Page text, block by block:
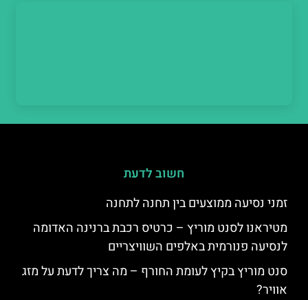
חשוב לדעת
זמני נסיעה ממוצעים בין תחנה לתחנה
מטיראנו לסנט מוריץ – כרטיס רכבת ברנינה האדומה
לנסיעה פנורמית באלפים השוויצריים
סנט מוריץ בקיץ לעומת החורף – מה צריך לדעת על מזג
אוויר?